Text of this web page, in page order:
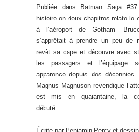
Publiée dans Batman Saga
histoire en deux chapitres relate le
à l’aéroport de Gotham.
s’apprêtait à prendre un peu de
revêt sa cape et découvre avec
les passagers et l’équipage
apparence depuis des décennies
Magnus Magnuson revendique
est mis en quarantaine, la
débuté…
Écrite par Benjamin Percy et